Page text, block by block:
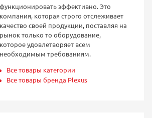
функционировать эффективно. Это
компания, которая строго отслеживает
качество своей продукции, поставляя на
рынок только то оборудование,
которое удовлетворяет всем
необходимым требованиям.
Все товары категории
Все товары бренда Plexus